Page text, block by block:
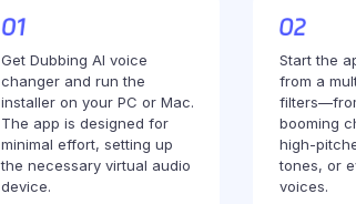
Get Dubbing AI voice
changer and run the
installer on your PC or Mac.
The app is designed for
minimal effort, setting up
the necessary virtual audio
device.
Start the
from a
booming
high-
tones, or
voices.